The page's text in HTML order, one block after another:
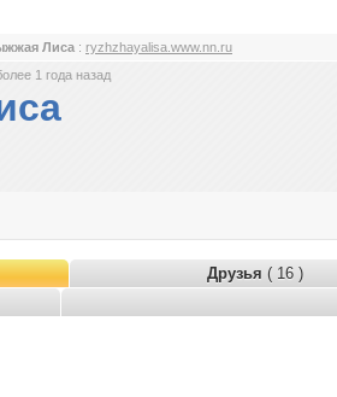
Лиса : ryzhzhayalisa.www.nn.ru
1 года назад
Друзья ( 16 )